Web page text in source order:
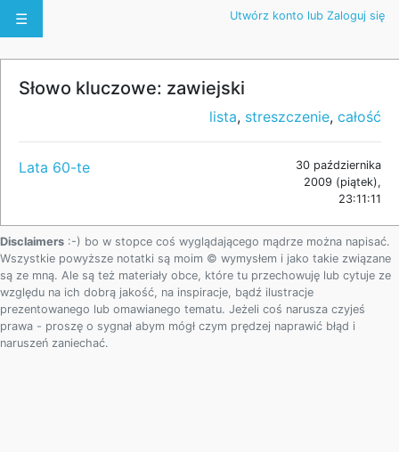
☰ Utwórz konto lub Zaloguj się
Słowo kluczowe: zawiejski
lista, streszczenie, całość
Lata 60-te
30 października
2009 (piątek),
23:11:11
Disclaimers :-) bo w stopce coś wyglądającego mądrze można napisać.
Wszystkie powyższe notatki są moim © wymysłem i jako takie związane
są ze mną. Ale są też materiały obce, które tu przechowuję lub cytuje ze
względu na ich dobrą jakość, na inspiracje, bądź ilustracje
prezentowanego lub omawianego tematu. Jeżeli coś narusza czyjeś
prawa - proszę o sygnał abym mógł czym prędzej naprawić błąd i
naruszeń zaniechać.